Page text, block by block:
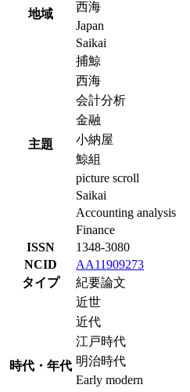
地域
西海
Japan
Saikai
主題
捕鯨
西海
会計分析
金融
小納屋
鯨組
picture scroll
Saikai
Accounting analysis
Finance
ISSN
1348-3080
NCID
AA11909273
タイプ
紀要論文
時代・年代
近世
近代
江戸時代
明治時代
Early modern